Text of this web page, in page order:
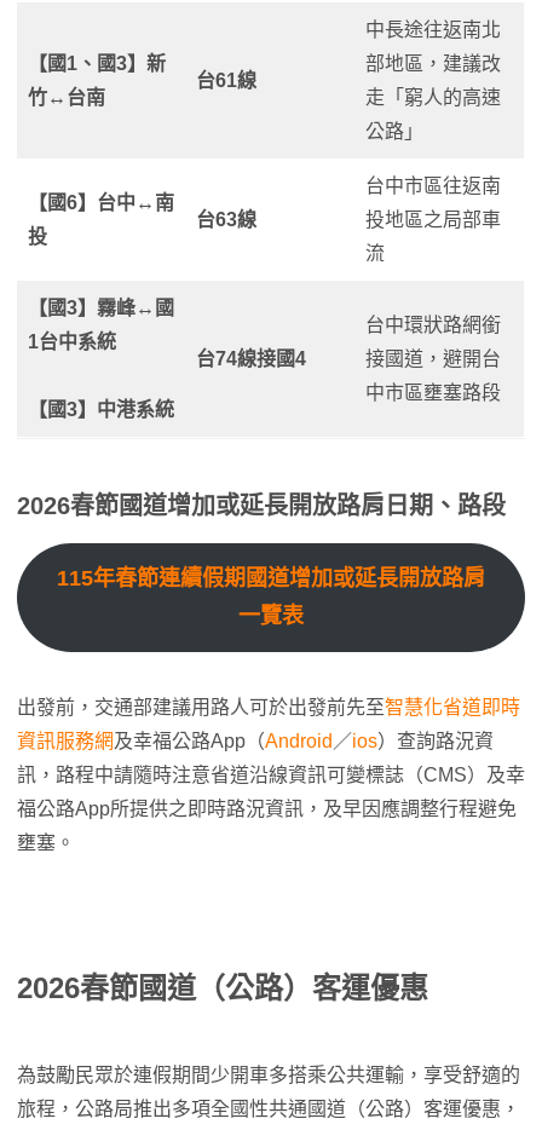
【國1、國3】 新
竹↔台南
台61線
中長途往返南北
部地區，建議改
走「窮人的高速
公路」
【國6】 台中↔南
投
台63線
台中市區往返南
投地區之局部車
流
【國3】 霧峰↔國
1台中系統
【 國3】 中港系統
台74線接國4
台中環狀路網銜
接國道，避開台
中市區壅塞路段
2026春節國道增加或延長開放路肩日期、路段
115年春節連續假期國道增加或延長開放路肩
一覽表
出發前，交通部建議用路人可於出發前先至智慧化省道即時
資訊服務網 及幸福公路App（Android ／ios）查詢路況資
訊，路程中請隨時注意省道沿線資訊可變標誌（CMS）及幸
福公路App所提供之即時路況資訊，及早因應調整行程避免
壅塞。
2026春節國道（公路）客運優惠
為鼓勵民眾於連假期間少開車多搭乘公共運輸，享受舒適的
旅程，公路局推出多項全國性共通國道（公路）客運優惠，